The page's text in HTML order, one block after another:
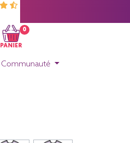
0
PANIER
Communauté